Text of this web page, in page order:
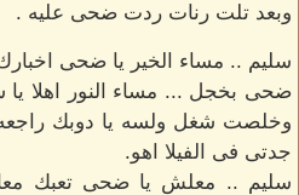
وبعد تلت رنات ردت ضحى عليه .
سليم .. مساء الخير يا ضحى
ضحى بخجل ... مساء النور اهلا يا
وخلصت شغل ولسه يا دوبك
جدتى فى الفيلا اهو.
سليم .. معلش يا ضحى تعبك